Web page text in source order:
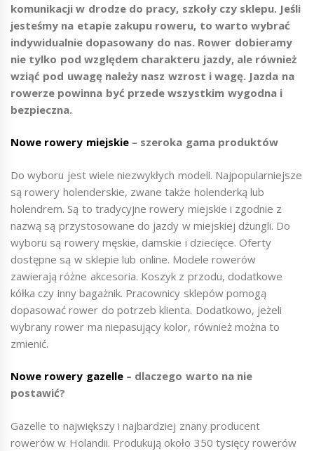
komunikacji w drodze do pracy, szkoły czy sklepu. Jeśli
jesteśmy na etapie zakupu roweru, to warto wybrać
indywidualnie dopasowany do nas. Rower dobieramy
nie tylko pod względem charakteru jazdy, ale również
wziąć pod uwagę należy nasz wzrost i wagę. Jazda na
rowerze powinna być przede wszystkim wygodna i
bezpieczna.
Nowe rowery miejskie– szeroka gama produktów
Do wyboru jest wiele niezwykłych modeli. Najpopularniejsze
są rowery holenderskie, zwane także holenderką lub
holendrem. Są to tradycyjne rowery miejskie i zgodnie z
nazwą są przystosowane do jazdy w miejskiej dżungli. Do
wyboru są rowery męskie, damskie i dziecięce. Oferty
dostępne są w sklepie lub online. Modele rowerów
zawierają różne akcesoria. Koszyk z przodu, dodatkowe
kółka czy inny bagażnik. Pracownicy sklepów pomogą
dopasować rower do potrzeb klienta. Dodatkowo, jeżeli
wybrany rower ma niepasujący kolor, również można to
zmienić.
Nowe rowery gazelle– dlaczego warto na nie
postawić?
Gazelle to największy i najbardziej znany producent
rowerów w Holandii. Produkują około 350 tysięcy rowerów